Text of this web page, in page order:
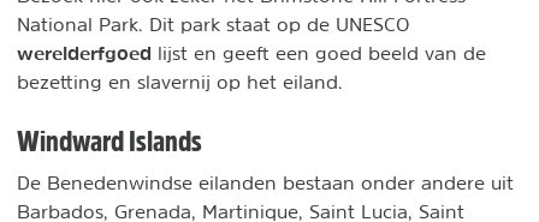
National Park. Dit park staat op de UNESCO
werelderfgoed lijst en geeft een goed beeld van de
bezetting en slavernij op het eiland.
Windward Islands
De Benedenwindse eilanden bestaan onder andere uit
Barbados, Grenada, Martinique, Saint Lucia, Saint